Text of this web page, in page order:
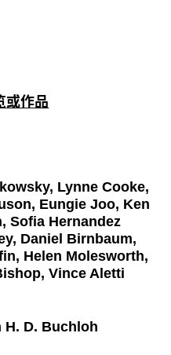
或作品
Lynne Cooke,
Eungie Joo, Ken
Sofia Hernandez
Daniel Birnbaum,
Helen Molesworth,
Vince Aletti
H. D. Buchloh